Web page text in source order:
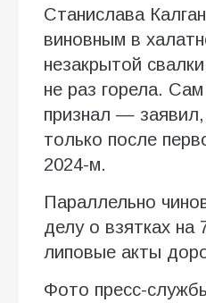
Станислава
виновным в
незакрытой
не раз горела.
признал —
только после
2024-м.
Параллельно
делу о взятках на
липовые акты
Фото пресс-